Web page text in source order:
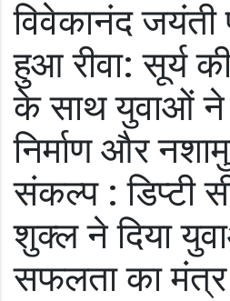
विवेकानंद जयंती
हुआ रीवा: सूर्य
के साथ युवाओं ने
निर्माण और
संकल्प : डिप्टी
शुक्ल ने दिया
सफलता का मंत्र